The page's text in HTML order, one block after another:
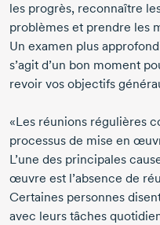
les progrès, reconnaître
problèmes et prendre les
Un examen plus
s’agit d’un bon moment
revoir vos objectifs
«Les réunions régulières
processus de mise en
L’une des principales
œuvre est l’absence de
Certaines personnes
avec leurs tâches